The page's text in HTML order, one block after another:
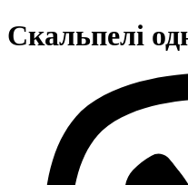
Скальпелі